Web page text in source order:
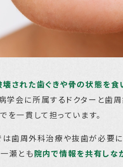
された歯ぐきや骨の状態を食
学会に所属するドクターと歯
を一貫して担っています。
は歯周外科治療や抜歯が必要
瀬とも院内で情報を共有しな